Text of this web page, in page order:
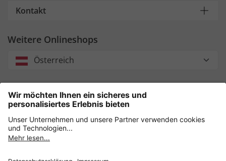
Kontakt
Weitere Onlineshops
Österreich
Unsere Zahlungsarten
Sicher einkaufen mit